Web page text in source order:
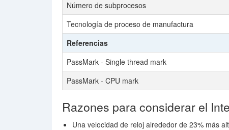
Número de subprocesos
Tecnología de proceso de manufactura
Referencias
PassMark - Single thread mark
PassMark - CPU mark
Razones para considerar el
Una velocidad de reloj alrededor de 23% más